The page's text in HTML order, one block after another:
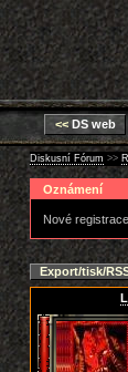
<<DS web
Diskusní Fórum >>
Oznámení
Nové
Export/tisk/